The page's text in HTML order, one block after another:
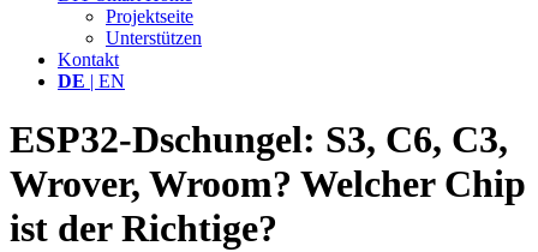
Projektseite
Unterstützen
Kontakt
DE | EN
ESP32-Dschungel: S3, C6, C3,
Wrover, Wroom? Welcher Chip
ist der Richtige?